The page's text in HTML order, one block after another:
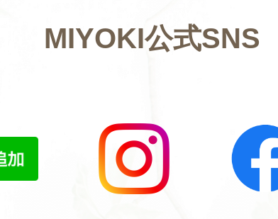
MIYOKI公式SNS